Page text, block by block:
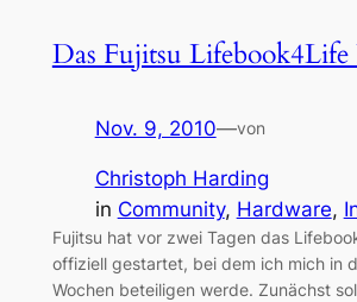
Das Fujitsu Lifebook4Life
Nov. 9, 2010—von
Christoph Harding
in Community, Hardware,
Fujitsu hat vor zwei Tagen das
offiziell gestartet, bei dem ich mich in
Wochen beteiligen werde. Zunächst